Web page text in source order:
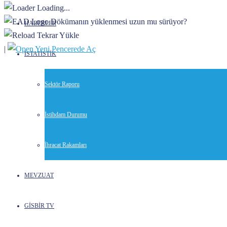
HABERLER
İSTATİSTİK
Sektör Raporu
İstihdam Durumu
İhracat Rakamları
MEVZUAT
GİSBİR TV
Loading...
Dökümanın yüklenmesi uzun mu sürüyor?
Tekrar Yükle
|
Yeni Pencerede Aç